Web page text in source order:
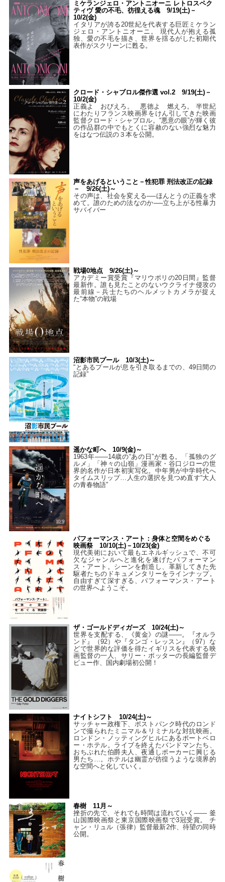
ミケランジェロ・アントニオーニ レトロスペク
ティヴ 愛の不毛、彷徨える魂 9/19(土)－
10/2(金)
イタリアが誇る20世紀を代表する巨匠ミケラン
ジェロ・アントニオーニ。 現代人が抱える孤
独、愛の不毛を描き、世界を揺るがした初期代
表作がスクリーンに甦る。
クロード・シャブロル傑作選 vol.2 9/19(土)－
10/2(金)
正義よ おびえろ。 悪徳よ 燃えろ。 半世紀
にわたりフランス映画界をけん引してきた映画
監督クロード・シャブロル。“悪意の眼”が輝く彼
の作品群の中でもとくに容赦のない強烈な魅力
をはなつ伝説の３本を公開。
声をあげるということ－性犯罪 刑法改正の記録
－ 9/26(土)～
その声は、社会を変える──ほんとうの正義を求
めて。誰のための法なのか──立ち上がる性暴力
サバイバー
戦場0地点 9/26(土)～
アカデミー賞受賞『マリウポリの20日間』監督
最新作。誰も見たことのないウクライナ侵攻の
最前線－兵士たちのヘルメットカメラが捉え
た“本物”の戦場
沼影市民プール 10/3(土)～
“とあるプールが息を引き取るまでの、49日間の
記録”
遥かな町へ 10/9(金)～
1963年――14歳の“あの日”が甦る。「孤独のグ
ルメ」「神々の山嶺」漫画家・谷口ジローの世
界的名作が日本初実写化。中年男が中学時代へ
タイムスリップ…人生の選択を見つめ直す“大人
の青春物語”
パフォーマンス・アート：身体と空間をめぐる
映画祭 10/10(土)－10/23(金)
現代美術において最もエネルギッシュで、不可
欠なジャンルへと進化を遂げたパフォーマン
ス・アート。シーンを創造し、革新してきた先
駆者たちのドキュメンタリーをラインナップ。
自由すぎて深すぎる、パフォーマンス・アート
の世界へようこそ。
ザ・ゴールドディガーズ 10/24(土)～
世界を支配する、《黄金》の謎――。『オルラ
ンド』（92）や『タンゴ・レッスン』（97）な
どで世界的な評価を得たイギリスを代表する映
画監督の一人、サリー・ポッターの長編監督デ
ビュー作、国内劇場初公開！
ナイトシフト 10/24(土)～
サッチャー政権下、ポストパンク時代のロンド
ンで撮られたミニマル＆リミナルな対抗映画。
ロンドン・ノッティングヒルにあるポートベロ
ー・ホテル。ライブを終えたバンドマンたち、
おちぶれた伯爵夫人、夜通しポーカーに興じる
男たち…。ホテルは幽霊が彷徨うような境界的
な空間へと化していく。
春樹 11月～
挫折の先で、それでも時間は流れていく—— 釜
山国際映画祭と東京国際映画祭で3冠受賞。 チ
ャン・リュル（張律）監督最新2作、待望の同時
公開。